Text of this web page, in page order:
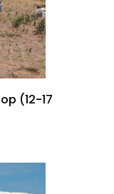
(12-17